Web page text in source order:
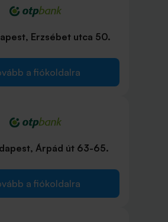
Erzsébet utca 50.
a fiókoldalra
Árpád út 63-65.
a fiókoldalra